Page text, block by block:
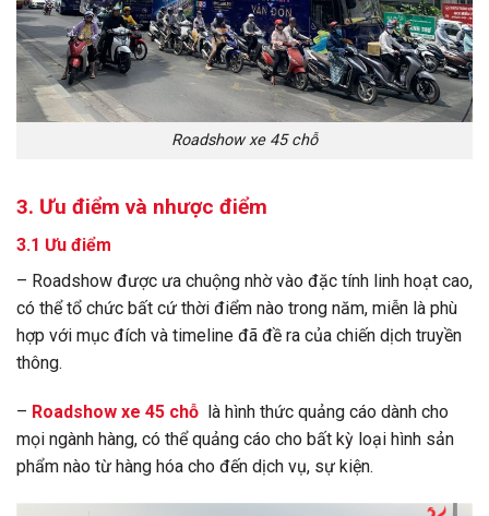
Roadshow xe 45 chỗ
3. Ưu điểm và nhược điểm
3.1 Ưu điểm
– Roadshow được ưa chuộng nhờ vào đặc tính linh hoạt cao,
có thể tổ chức bất cứ thời điểm nào trong năm, miễn là phù
hợp với mục đích và timeline đã đề ra của chiến dịch truyền
thông.
– Roadshow xe 45 chỗ là hình thức quảng cáo dành cho
mọi ngành hàng, có thể quảng cáo cho bất kỳ loại hình sản
phẩm nào từ hàng hóa cho đến dịch vụ, sự kiện.